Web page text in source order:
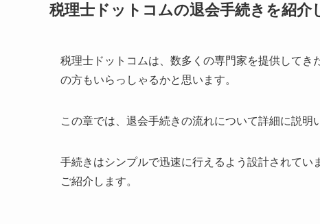
税理士ドットコムの退会手続きを紹介
税理士ドットコムは、数多くの専門家を提供して
の方もいらっしゃるかと思います。
この章では、退会手続きの流れについて詳細に説明
手続きはシンプルで迅速に行えるよう設計されて
ご紹介します。